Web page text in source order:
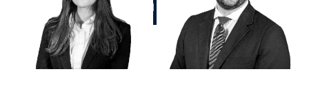
CHIAMATECI